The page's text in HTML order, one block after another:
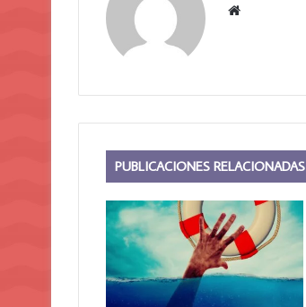
Sitio
PUBLICACIONES RELACIONADAS